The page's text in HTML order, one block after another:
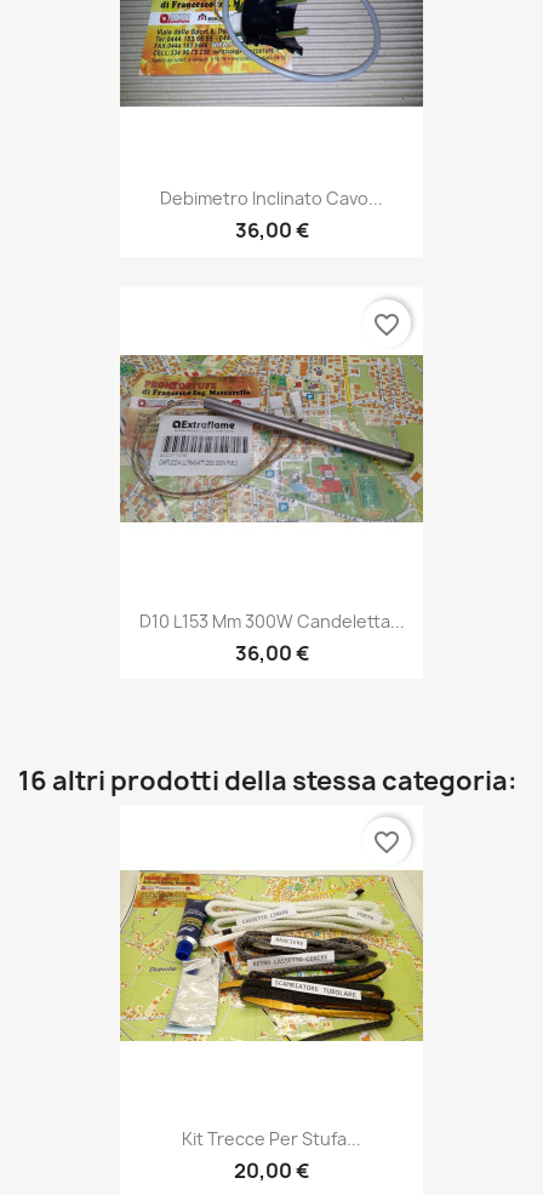
Debimetro Inclinato Cavo...
36,00 €
D10 L153 Mm 300W Candeletta...
36,00 €
favorite_border
16 altri prodotti della stessa categoria:
Kit Trecce Per Stufa...
20,00 €
favorite_border